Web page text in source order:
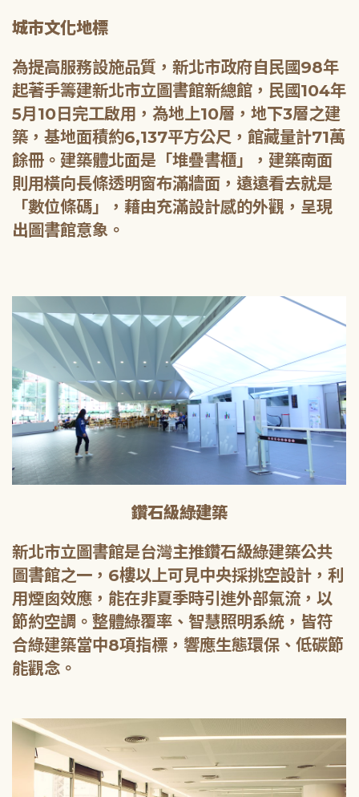
城市文化地標
為提高服務設施品質，新北市政府自民國98年
起著手籌建新北市立圖書館新總館，民國104年
5月10日完工啟用，為地上10層，地下3層之建
築，基地面積約6,137平方公尺，館藏量計71萬
餘冊。建築體北面是「堆疊書櫃」，建築南面
則用橫向長條透明窗布滿牆面，遠遠看去就是
「數位條碼」，藉由充滿設計感的外觀，呈現
出圖書館意象。
鑽石級綠建築
新北市立圖書館是台灣主推鑽石級綠建築公共
圖書館之一，6樓以上可見中央採挑空設計，利
用煙囪效應，能在非夏季時引進外部氣流，以
節約空調。整體綠覆率、智慧照明系統，皆符
合綠建築當中8項指標，響應生態環保、低碳節
能觀念。